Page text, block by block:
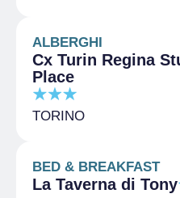
ALBERGHI
Cx Turin Regina
Place
TORINO
BED & BREAKFAST
La Taverna di Tony